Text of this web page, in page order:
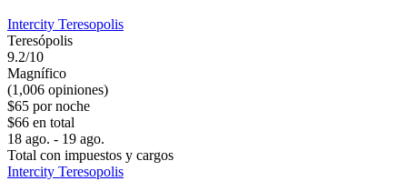
Intercity Teresopolis
Teresópolis
9.2/10
Magnífico
(1,006 opiniones)
$65 por noche
$66 en total
18 ago. - 19 ago.
Total con impuestos y cargos
Intercity Teresopolis